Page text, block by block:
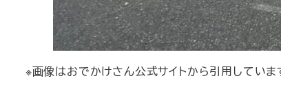
※画像はおでかけさん公式サイトから引用していま